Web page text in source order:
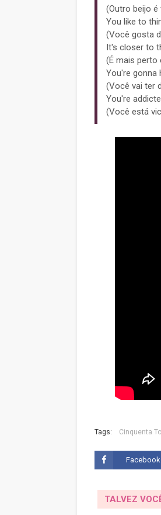
(Outro beijo
You like to
(Você gosta
It's closer to
(É mais perto
You're gonna
(Você vai ter
You're
(Você está
Tags: Cinquenta
Facebook
TALVEZ